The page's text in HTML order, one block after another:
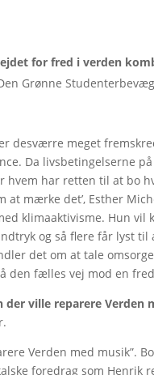
for fred i verden
Grønne
desværre meget
Da livsbetingelserne
hvem har retten til at bo
at mærke det’, Esther
klimaaktivisme. Hun vil
og så flere får lyst
det om at tale
den fælles vej mod en
der ville reparere Verden
Verden med musik”.
foredrag som Henrik